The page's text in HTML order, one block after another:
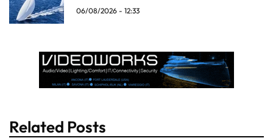
06/08/2026 - 12:33
Related Posts